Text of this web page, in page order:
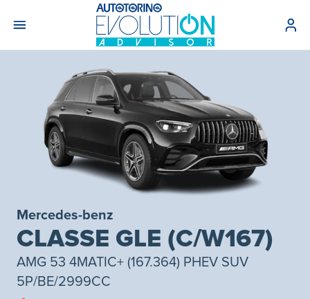
Mercedes-benz
CLASSE GLE (C/W167)
AMG 53 4MATIC+ (167.364) PHEV SUV
5P/BE/2999CC